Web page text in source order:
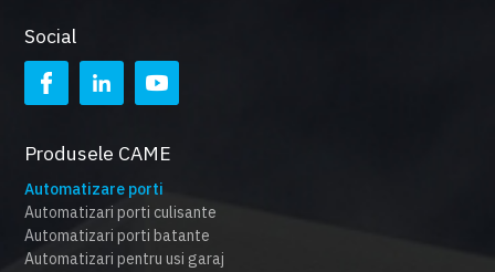
Social
Produsele CAME
Automatizare porti
Automatizari porti culisante
Automatizari porti batante
Automatizari pentru usi garaj